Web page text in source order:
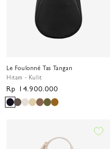
Le Foulonné Tas Tangan
Hitam - Kulit
Harga
reguler
Rp 14.900.000